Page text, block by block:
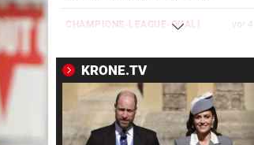
CHAMPIONS-LEAGUE-QUALI vor
Istanbul ohne Chance
MIT BOJE GEFUNDEN vor 4
Pensionistin starb beim
Schwimmen im Wallersee
KRONE.TV